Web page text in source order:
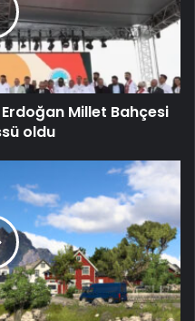
Millet Bahçesi
oldu